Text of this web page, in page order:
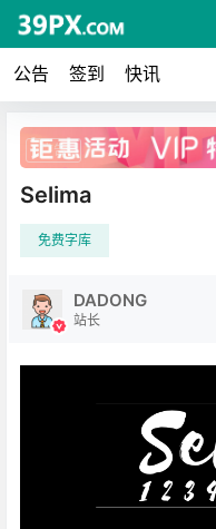
公告 签到 快讯
广告
Selima
免费字库
DADONG
站长